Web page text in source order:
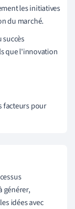
les initiatives
du marché.
que l'innovation
facteurs pour
générer,
idées avec